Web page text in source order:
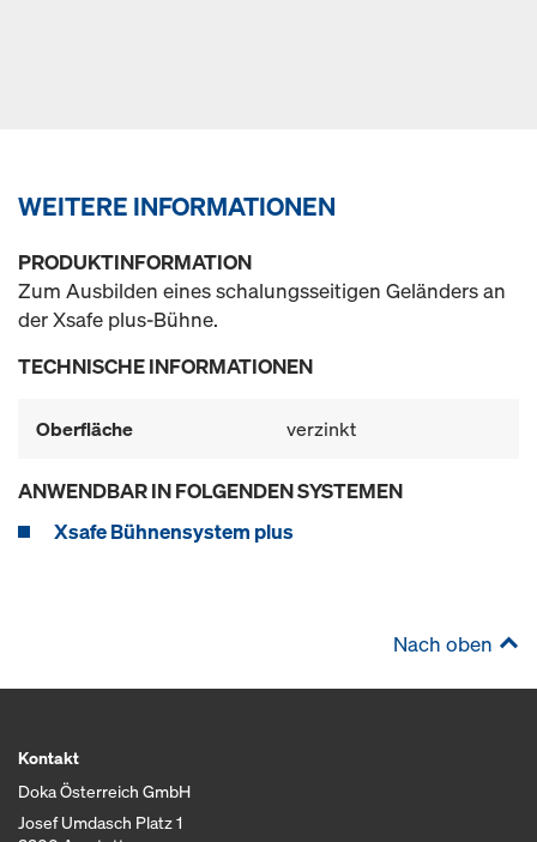
WEITERE INFORMATIONEN
PRODUKTINFORMATION
Zum Ausbilden eines schalungsseitigen Geländers an
der Xsafe plus-Bühne.
TECHNISCHE INFORMATIONEN
Oberfläche verzinkt
ANWENDBAR IN FOLGENDEN SYSTEMEN
Xsafe Bühnensystem plus
Nach oben
Kontakt
Doka Österreich GmbH
Josef Umdasch Platz 1